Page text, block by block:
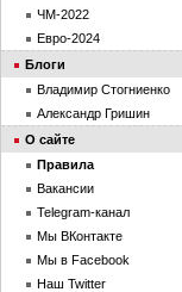
ЧМ-2022
Евро-2024
Блоги
Владимир Стогниенко
Александр Гришин
О сайте
Правила
Вакансии
Telegram-канал
Мы ВКонтакте
Мы в Facebook
Наш Twitter